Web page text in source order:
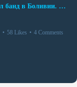
Беспредел банд в Боливии. Расправы над наркоторговцами
• 58 Likes • 4 Comments